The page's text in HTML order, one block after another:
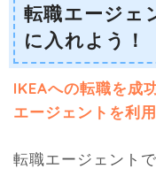
転職エージェ
に入れよう！
IKEAへの転職を成
エージェントを利
転職エージェント